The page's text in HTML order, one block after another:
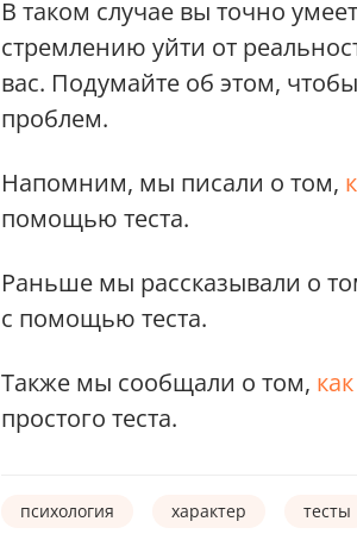
В таком случае вы точно
стремлению уйти от
вас. Подумайте об этом,
проблем.
Напомним, мы писали о том,
помощью теста.
Раньше мы рассказывали о
с помощью теста.
Также мы сообщали о том,
простого теста.
психология характер тесты